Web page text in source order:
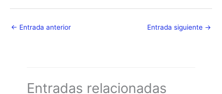
← Entrada anterior Entrada siguiente →
Entradas relacionadas